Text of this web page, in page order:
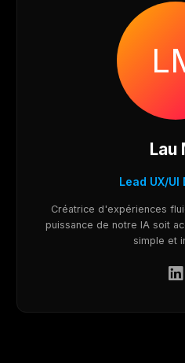
Lau
Lead UX/UI
Créatrice d'expériences
puissance de notre IA soit
simple et